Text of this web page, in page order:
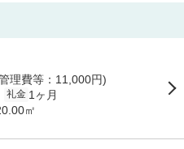
理費等：11,000円)
礼金 1ヶ月
㎡